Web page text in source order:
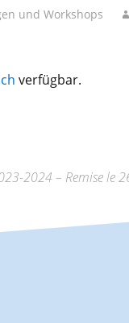
und Workshops
verfügbar.
2024 – Remise le